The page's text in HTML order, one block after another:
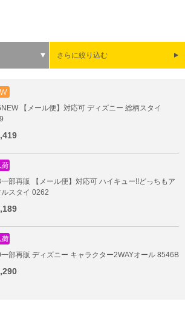
さらに絞り込む
【メール便】対応可 ディズニー 総柄スタイ
部再販 【メール便】対応可 ハイキュー!!どっちもア
ルスタイ 0262
部再販 ディズニー キャラクター2WAYオール 8546B